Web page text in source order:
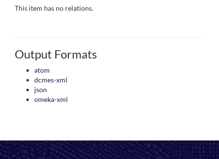
This item has no relations.
Output Formats
atom
dcmes-xml
json
omeka-xml